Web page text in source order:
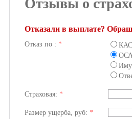
Отзывы о
Отказали в выплате?
Отказ по : *
Страховая: *
Размер ущерба, руб: *